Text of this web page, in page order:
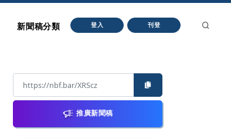
新聞稿分類 登入 刊登
推廣新聞稿